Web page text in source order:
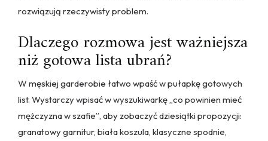
rozwiązują rzeczywisty problem.
Dlaczego rozmowa jest ważniejsza
niż gotowa lista ubrań?
W męskiej garderobie łatwo wpaść w pułapkę gotowych
list. Wystarczy wpisać w wyszukiwarkę „co powinien mieć
mężczyzna w szafie”, aby zobaczyć dziesiątki propozycji:
granatowy garnitur, biała koszula, klasyczne spodnie,